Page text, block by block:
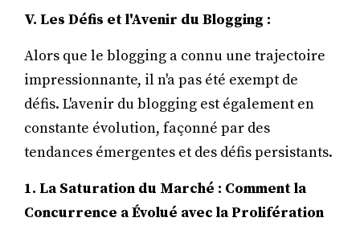
V. Les Défis et l'Avenir du Blogging :
Alors que le blogging a connu une trajectoire
impressionnante, il n'a pas été exempt de
défis. L'avenir du blogging est également en
constante évolution, façonné par des
tendances émergentes et des défis persistants.
1. La Saturation du Marché : Comment la
Concurrence a Évolué avec la Prolifération